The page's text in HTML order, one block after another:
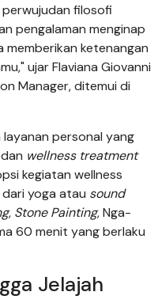
perwujudan filosofi
pengalaman menginap
ketenangan
ujar Flaviana Giovanni
Manager, ditemui di
personal yang
wellness treatment
kegiatan wellness
yoga atau sound
, Stone Painting, Nga-
60 menit yang berlaku
Jelajah